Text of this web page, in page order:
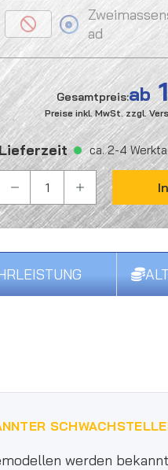
Gesamtpreis:ab
Preise inkl. MwSt. zzgl.
ca. 2-4
ad
ANZAHL: GIB
werden